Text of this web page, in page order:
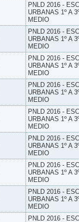
PNLD 2016 -
URBANAS 1º A
MEDIO
PNLD 2016 -
URBANAS 1º A
MEDIO
PNLD 2016 -
URBANAS 1º A
MEDIO
PNLD 2016 -
URBANAS 1º A
MEDIO
PNLD 2016 -
URBANAS 1º A
MEDIO
PNLD 2016 -
URBANAS 1º A
MEDIO
PNLD 2016 -
URBANAS 1º A
MEDIO
PNLD 2016 -
URBANAS 1º A
MEDIO
PNLD 2016 -